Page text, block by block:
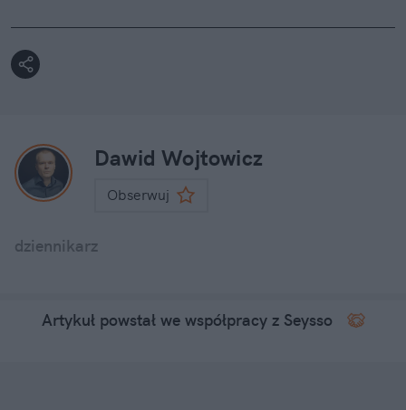
Dawid Wojtowicz
Obserwuj
dziennikarz
Artykuł powstał we współpracy z Seysso